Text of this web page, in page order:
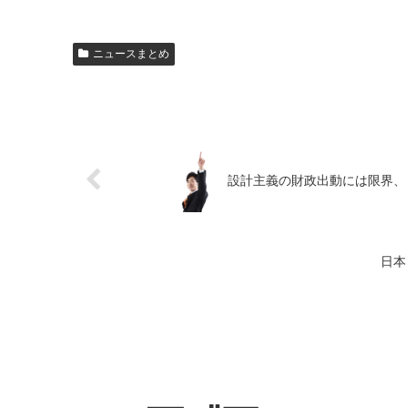
ニュースまとめ
設計主義の財政出動には限界
日